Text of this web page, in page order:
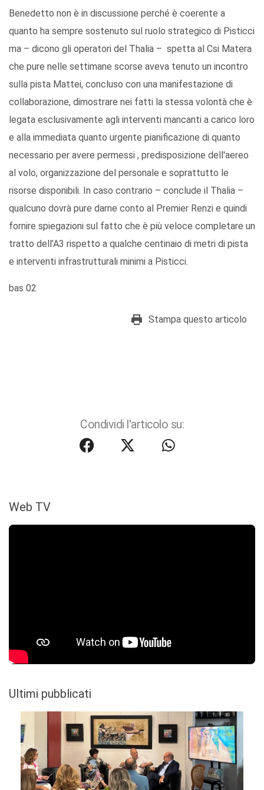
Benedetto non è in discussione perché è coerente a
quanto ha sempre sostenuto sul ruolo strategico di Pisticci
ma – dicono gli operatori del Thalia – spetta al Csi Matera
che pure nelle settimane scorse aveva tenuto un incontro
sulla pista Mattei, concluso con una manifestazione di
collaborazione, dimostrare nei fatti la stessa volontà che è
legata esclusivamente agli interventi mancanti a carico loro
e alla immediata quanto urgente pianificazione di quanto
necessario per avere permessi , predisposizione dell'aereo
al volo, organizzazione del personale e soprattutto le
risorse disponibili. In caso contrario – conclude il Thalia –
qualcuno dovrà pure darne conto al Premier Renzi e quindi
fornire spiegazioni sul fatto che è più veloce completare un
tratto dell’A3 rispetto a qualche centinaio di metri di pista
e interventi infrastrutturali minimi a Pisticci.
bas 02
Stampa questo articolo
Condividi l'articolo su:
Web TV
Ultimi pubblicati